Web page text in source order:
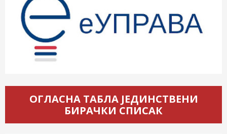
ОГЛАСНА ТАБЛА ЈЕДИНСТВЕНИ
БИРАЧКИ СПИСАК